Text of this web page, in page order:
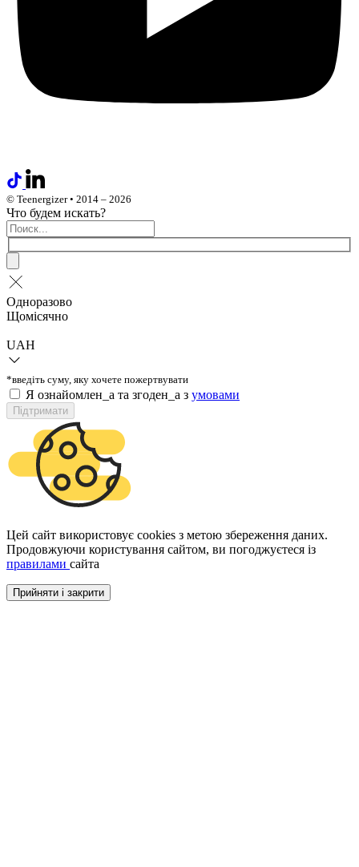
© Teenergizer • 2014 – 2026
Что будем искать?
Одноразово
Щомісячно
UAH
*введіть суму, яку хочете пожертвувати
Я ознайомлен_а та згоден_а з умовами
Підтримати
Цей сайт використовує cookies з метою збереження даних.
Продовжуючи користування сайтом, ви погоджуєтеся із
правилами сайта
Прийняти і закрити